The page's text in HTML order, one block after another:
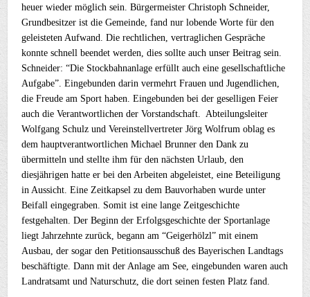
heuer wieder möglich sein. Bürgermeister Christoph Schneider,
Grundbesitzer ist die Gemeinde, fand nur lobende Worte für den
geleisteten Aufwand. Die rechtlichen, vertraglichen Gespräche
konnte schnell beendet werden, dies sollte auch unser Beitrag sein.
Schneider: “Die Stockbahnanlage erfüllt auch eine gesellschaftliche
Aufgabe”. Eingebunden darin vermehrt Frauen und Jugendlichen,
die Freude am Sport haben. Eingebunden bei der geselligen Feier
auch die Verantwortlichen der Vorstandschaft. Abteilungsleiter
Wolfgang Schulz und Vereinstellvertreter Jörg Wolfrum oblag es
dem hauptverantwortlichen Michael Brunner den Dank zu
übermitteln und stellte ihm für den nächsten Urlaub, den
diesjährigen hatte er bei den Arbeiten abgeleistet, eine Beteiligung
in Aussicht. Eine Zeitkapsel zu dem Bauvorhaben wurde unter
Beifall eingegraben. Somit ist eine lange Zeitgeschichte
festgehalten. Der Beginn der Erfolgsgeschichte der Sportanlage
liegt Jahrzehnte zurück, begann am “Geigerhölzl” mit einem
Ausbau, der sogar den Petitionsausschuß des Bayerischen Landtags
beschäftigte. Dann mit der Anlage am See, eingebunden waren auch
Landratsamt und Naturschutz, die dort seinen festen Platz fand.